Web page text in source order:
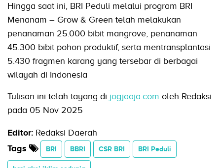
Hingga saat ini, BRI Peduli melalui program BRI
Menanam – Grow & Green telah melakukan
penanaman 25.000 bibit mangrove, penanaman
45.300 bibit pohon produktif, serta mentransplantasi
5.430 fragmen karang yang tersebar di berbagai
wilayah di Indonesia
Tulisan ini telah tayang di jogjaaja.com oleh Redaksi
pada 05 Nov 2025
Editor: Redaksi Daerah
Tags
BRI BBRI CSR BRI BRI Peduli